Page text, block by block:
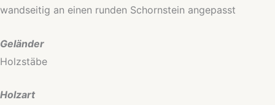
wandseitig an einen runden Schornstein angepasst
Geländer
Holzstäbe
Holzart